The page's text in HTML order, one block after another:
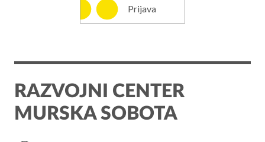
Prijava
RAZVOJNI CENTER
MURSKA SOBOTA